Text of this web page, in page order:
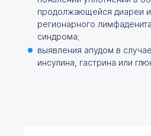
продолжающейся диареи и
регионарного
синдрома;
выявления апудом в
инсулина, гастрина или